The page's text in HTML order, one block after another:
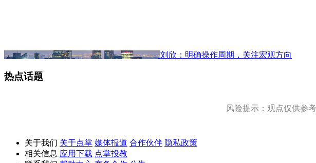
刘欣：明确操作周期，关注宏观方向
热点话题
风险提示：观点仅供参
关于我们 关于点掌 媒体报道 合作伙伴 隐私政策
相关信息 应用下载 点掌投教